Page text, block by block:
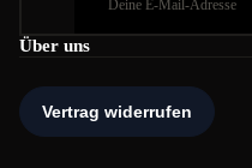
Über uns